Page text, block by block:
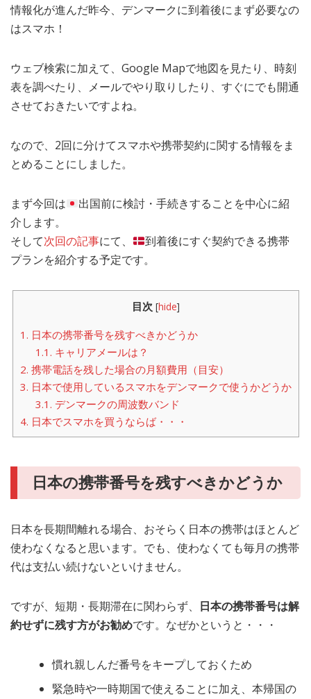
MEDIA– メディア掲載 TRAVEL– 旅行
EVERYDAY – 日常ブログ
情報化が進んだ昨今、デンマークに到着後にまず必要なの
はスマホ！
ウェブ検索に加えて、Google Mapで地図を見たり、時刻
表を調べたり、メールでやり取りしたり、すぐにでも開通
させておきたいですよね。
なので、2回に分けてスマホや携帯契約に関する情報をま
とめることにしました。
まず今回は
出国前に検討・手続きすることを中心に紹
介します。
そして次回の記事にて、
到着後にすぐ契約できる携帯
プランを紹介する予定です。
目次 [hide]
1. 日本の携帯番号を残すべきかどうか
1.1. キャリアメールは？
2. 携帯電話を残した場合の月額費用（目安）
3. 日本で使用しているスマホをデンマークで使うかどうか
3.1. デンマークの周波数バンド
4. 日本でスマホを買うならば・・・
日本の携帯番号を残すべきかどうか
日本を長期間離れる場合、おそらく日本の携帯はほとんど
使わなくなると思います。でも、使わなくても毎月の携帯
代は支払い続けないといけません。
ですが、短期・長期滞在に関わらず、 日本の携帯番号は解
約せずに残す方がお勧めです。なぜかというと・・・
慣れ親しんだ番号をキープしておくため
緊急時や一時期国で使えることに加え、本帰国の